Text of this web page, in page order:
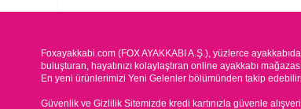
Foxayakkabi.com (FOX AYAKKABI A.Ş.), yüzlerce
buluşturan, hayatınızı kolaylaştıran online ayakkabı
En yeni ürünlerimizi Yeni Gelenler bölümünden takip
Güvenlik ve Gizlilik Sitemizde kredi kartınızla güvenle